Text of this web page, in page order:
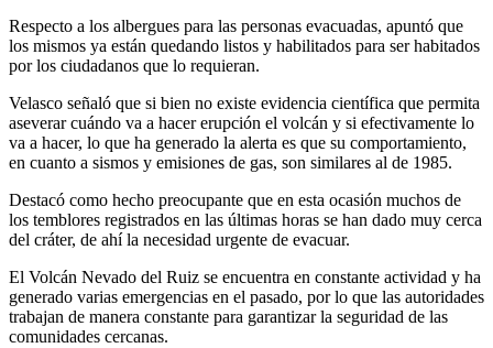
Respecto a los albergues para las personas evacuadas, apuntó que
los mismos ya están quedando listos y habilitados para ser habitados
por los ciudadanos que lo requieran.
Velasco señaló que si bien no existe evidencia científica que permita
aseverar cuándo va a hacer erupción el volcán y si efectivamente lo
va a hacer, lo que ha generado la alerta es que su comportamiento,
en cuanto a sismos y emisiones de gas, son similares al de 1985.
Destacó como hecho preocupante que en esta ocasión muchos de
los temblores registrados en las últimas horas se han dado muy cerca
del cráter, de ahí la necesidad urgente de evacuar.
El Volcán Nevado del Ruiz se encuentra en constante actividad y ha
generado varias emergencias en el pasado, por lo que las autoridades
trabajan de manera constante para garantizar la seguridad de las
comunidades cercanas.